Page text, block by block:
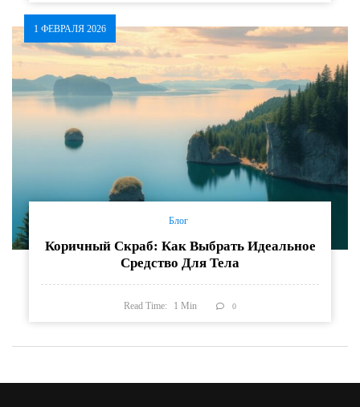
1 ФЕВРАЛЯ 2026
Блог
Коричный Скраб: Как Выбрать Идеальное
Средство Для Тела
Read Time: 1Min 0